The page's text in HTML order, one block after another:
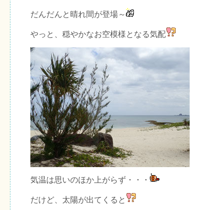
だんだんと晴れ間が登場～
やっと、穏やかなお空模様となる気配
気温は思いのほか上がらず・・・
だけど、太陽が出てくると